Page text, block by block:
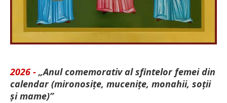
2026 - „Anul comemorativ al sfintelor femei din
calendar (mironosițe, mu­cenițe, monahii, soții
și mame)”